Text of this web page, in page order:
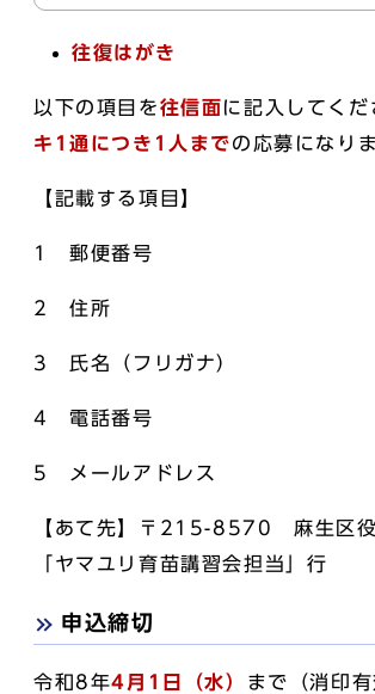
往復はがき
以下の項目を往信面に記入してくだ
キ 1通につき1人までの応募になり
【記載する項目】
1 郵便番号
2 住所
3 氏名（フリガナ）
4 電話番号
5 メールアドレス
【あて先】〒215-8570 麻生区役
「ヤマユリ育苗講習会担当」行
申込締切
令和8年4月1日 （水） まで（消印有